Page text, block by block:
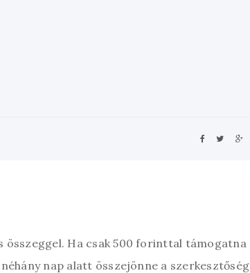
Ha csak 500 forinttal támogatna
nap alatt összejönne a szerkesztőség